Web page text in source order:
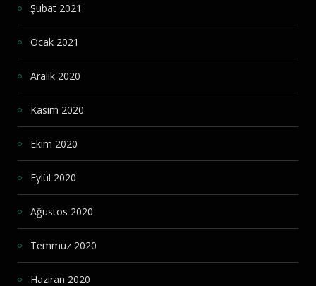
Şubat 2021
Ocak 2021
Aralık 2020
Kasım 2020
Ekim 2020
Eylül 2020
Ağustos 2020
Temmuz 2020
Haziran 2020